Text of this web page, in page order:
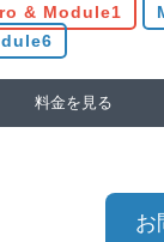
& Module1
料金を見る
ションが必修と
お